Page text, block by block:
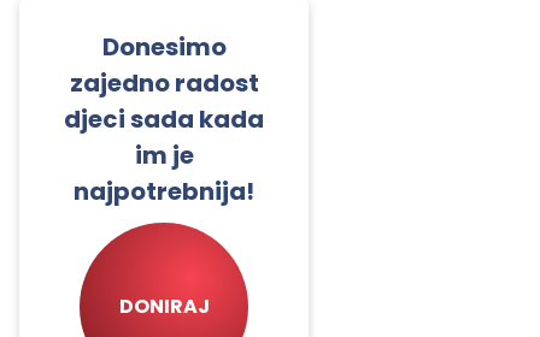
Donesimo
zajedno radost
djeci sada kada
im je
najpotrebnija!
DONIRAJ